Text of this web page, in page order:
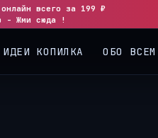
всего за 199 ₽
- Жми сюда !
▶